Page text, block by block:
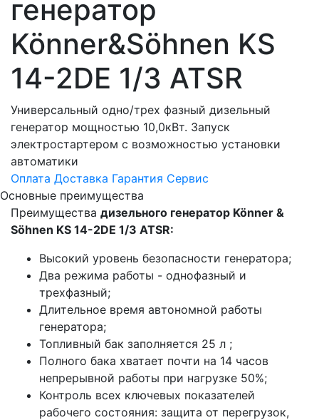
генератор
Könner&Söhnen KS
14-2DE 1/3 ATSR
Универсальный одно/трех фазный дизельный
генератор мощностью 10,0кВт. Запуск
электростартером с возможностью установки
автоматики
Оплата Доставка Гарантия Сервис
Основные преимущества
Преимущества дизельного генератор Könner &
Söhnen KS 14-2DE 1/3 ATSR:
Высокий уровень безопасности генератора;
Два режима работы - однофазный и
трехфазный;
Длительное время автономной работы
генератора;
Топливный бак заполняется 25 л ;
Полного бака хватает почти на 14 часов
непрерывной работы при нагрузке 50%;
Контроль всех ключевых показателей
рабочего состояния: защита от перегрузок,